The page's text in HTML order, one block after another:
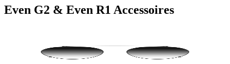
Even G2 & Even R1 Accessoires